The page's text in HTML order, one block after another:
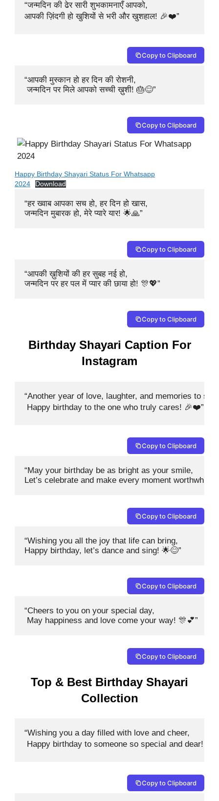
“जन्मदिन की ढेर सारी शुभकामनाएँ आपको,
आपकी ज़िंदगी हो खुशियों से भरी और खुशहाल! 🎉❤️”
Copy to Clipboard
“आपकी मुस्कान हो हर दिन की रोशनी,
जन्मदिन पर मिले आपको सच्ची ख़ुशी! 🎂😊”
Copy to Clipboard
Happy Birthday Shayari Status For Whatsapp
2024
Download
“हर ख्वाब आपका सच हो, हर दिन हो खास,
जन्मदिन मुबारक हो, मेरे प्यारे यार! 🌟🙏”
Copy to Clipboard
“आपकी ख़ुशियों की हर सुबह नई हो,
जन्मदिन पर हर पल में प्यार की छाया हो! 🎊💖”
Copy to Clipboard
Birthday Shayari Caption For
Instagram
“Another year of love, laughter, and memories to
Happy birthday to the one who truly cares! 🎉❤️”
Copy to Clipboard
“May your birthday be as bright as your smile,
Let’s celebrate and make every moment worthwhile!
Copy to Clipboard
“Wishing you all the joy that life can bring,
Happy birthday, let’s dance and sing! 🌟😊”
Copy to Clipboard
“Cheers to you on your special day,
May happiness and love come your way! 🎊💕”
Copy to Clipboard
Top & Best Birthday Shayari
Collection
“Wishing you a day filled with love and cheer,
Happy birthday to someone so special and dear!
Copy to Clipboard